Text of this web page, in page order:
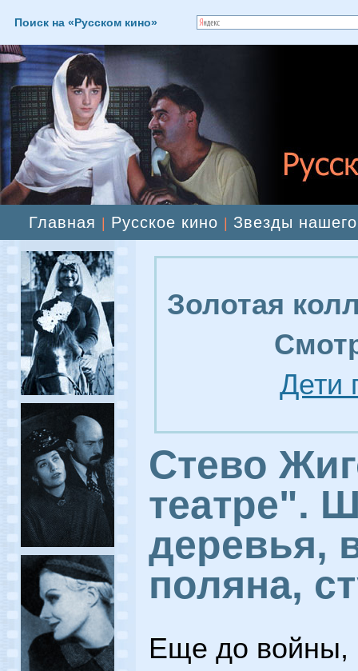
Поиск на «Русском кино»
Главная Русское кино Звезды
Золотая
Дети
Стево
театре".
деревья,
поляна,
Еще до войны,